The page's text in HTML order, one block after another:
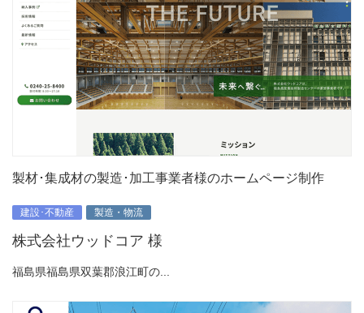
製材･集成材の製造･加工事業者様のホームページ制作
建設･不動産 製造・物流
株式会社ウッドコア 様
福島県福島県双葉郡浪江町の...